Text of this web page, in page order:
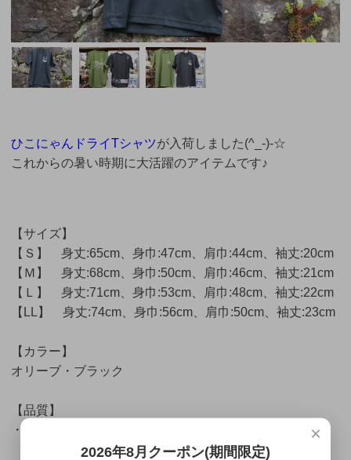
ひこにゃんドライTシャツが入荷しました(^_-)-☆
これからの暑い時期に大活躍のアイテムです♪
【サイズ】
【Ｓ】 身丈:65cm、身巾:47cm、肩巾:44cm、袖丈:20cm
【Ｍ】 身丈:68cm、身巾:50cm、肩巾:46cm、袖丈:21cm
【Ｌ】 身丈:71cm、身巾:53cm、肩巾:48cm、袖丈:22cm
【LL】 身丈:74cm、身巾:56cm、肩巾:50cm、袖丈:23cm
【カラー】
オリーブ・ブラック
【品質】
・メッシュ
×
2026年8月クーポン(期間限定)